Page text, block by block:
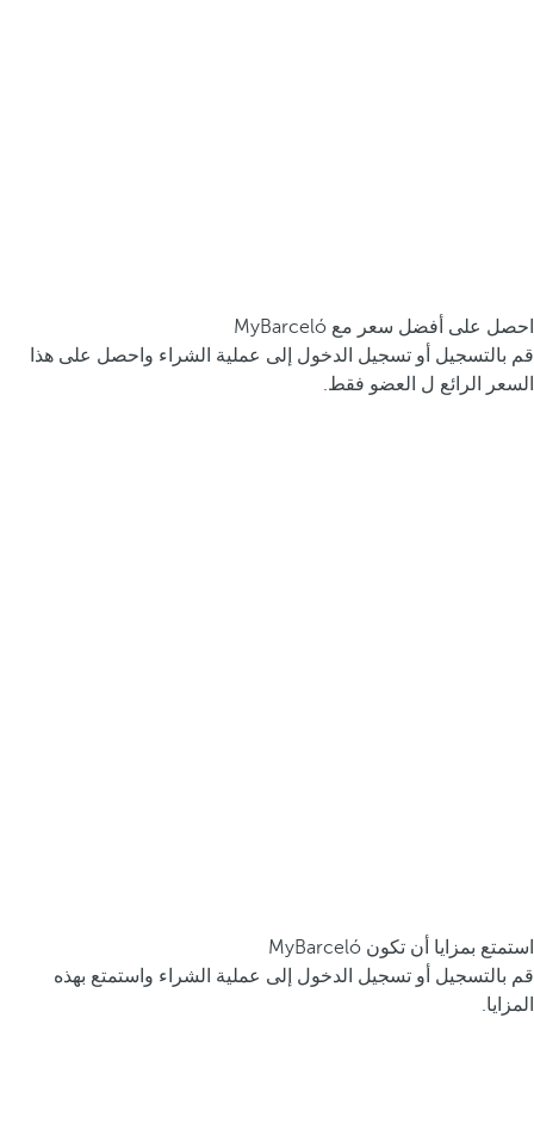
احصل على أفضل سعر مع MyBarceló
قم بالتسجيل أو تسجيل الدخول إلى عملية الشراء واحصل على هذا
السعر الرائع ل العضو فقط.
استمتع بمزايا أن تكون MyBarceló
قم بالتسجيل أو تسجيل الدخول إلى عملية الشراء واستمتع بهذه
المزايا.